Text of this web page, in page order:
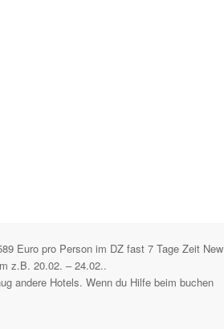
Euro pro Person im DZ fast 7 Tage Zeit New
z.B. 20.02. – 24.02..
andere Hotels. Wenn du Hilfe beim buchen